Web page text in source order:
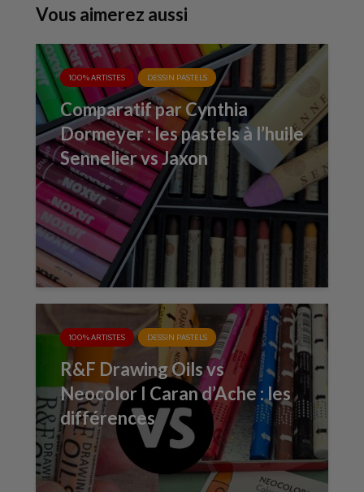
Vous aimerez aussi
100% ARTISTES DESSIN PASTELS
Comparatif par Cynthia
Dormeyer : les pastels à l’huile
Sennelier vs Jaxon
100% ARTISTES DESSIN PASTELS
R&F Drawing Oils vs
Neocolor I Caran d’Ache : les
différences